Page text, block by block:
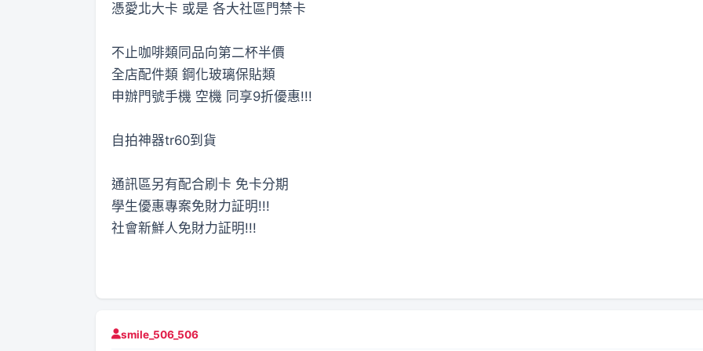
憑愛北大卡 或是 各大社區門禁卡
不止咖啡類同品向第二杯半價
全店配件類 鋼化玻璃保貼類
申辦門號手機 空機 同享9折優惠!!!
自拍神器tr60到貨
通訊區另有配合刷卡 免卡分期
學生優惠專案免財力証明!!!
社會新鮮人免財力証明!!!
smile_506_506